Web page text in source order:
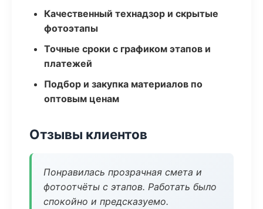
Качественный технадзор и скрытые
фотоэтапы
Точные сроки с графиком этапов и
платежей
Подбор и закупка материалов по
оптовым ценам
Отзывы клиентов
Понравилась прозрачная смета и
фотоотчёты с этапов. Работать было
спокойно и предсказуемо.